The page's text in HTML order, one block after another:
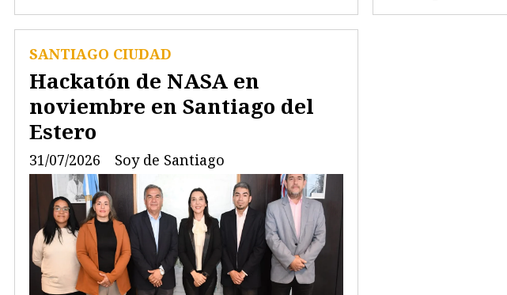
Hackatón de NASA en
noviembre en Santiago del
Estero
Soy de Santiago
SANTIAGO CIUDAD
31/07/2026